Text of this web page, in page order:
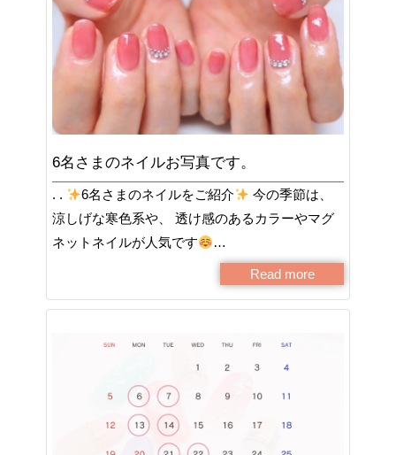
6名さまのネイルお写真です。
. . 6名さまのネイルをご紹介
今の季節は、
涼しげな寒色系や、 透け感のあるカラーやマグ
ネットネイルが人気です
…
Read more